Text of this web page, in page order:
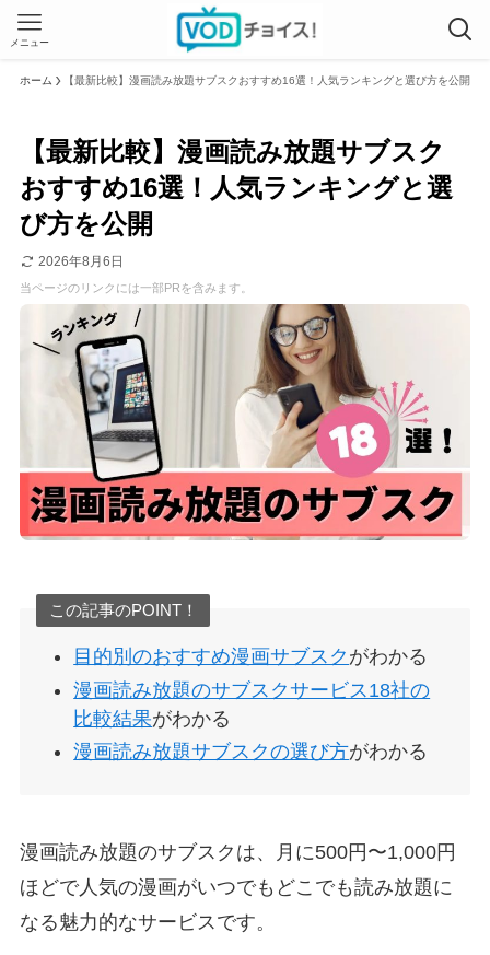
メニュー
ホーム 【最新比較】漫画読み放題サブスクおすすめ16選！人気ランキングと選び方を公開
【最新比較】漫画読み放題サブスク
おすすめ16選！人気ランキングと選
び方を公開
2026年8月6日
当ページのリンクには一部PRを含みます。
この記事のPOINT！
目的別のおすすめ漫画サブスク がわかる
漫画読み放題のサブスクサービス18社の
比較結果がわかる
漫画読み放題サブスクの選び方がわかる
漫画読み放題のサブスクは、月に500円〜1,000円
ほどで人気の漫画がいつでもどこでも読み放題に
なる魅力的なサービスです。